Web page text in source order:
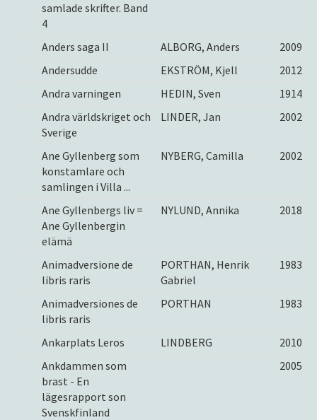
samlade skrifter. Band
4
Anders saga II ALBORG, Anders
2009
Andersudde
EKSTRÖM, Kjell
2012
Andra varningen
HEDIN, Sven
1914
Andra världskriget och
Sverige
LINDER, Jan 2002
Ane Gyllenberg som
konstamlare och
samlingen i Villa ...
NYBERG, Camilla 2002
Ane Gyllenbergs liv =
Ane Gyllenbergin
elämä
NYLUND, Annika 2018
Animadversione de
libris raris
PORTHAN, Henrik
Gabriel
1983
Animadversiones de
libris raris
PORTHAN 1983
Ankarplats Leros LINDBERG
2010
Ankdammen som
brast - En
lägesrapport son
Svenskfinland
2005